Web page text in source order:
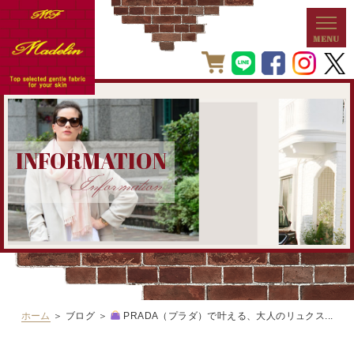
INFORMATION
Information
ホーム ＞ ブログ ＞ PRADA（プラダ）で叶える、大人のリュクス...